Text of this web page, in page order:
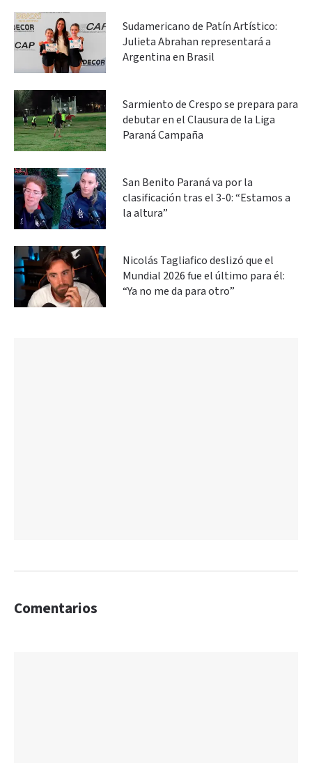
Sudamericano de Patín Artístico:
Julieta Abrahan representará a
Argentina en Brasil
Sarmiento de Crespo se prepara para
debutar en el Clausura de la Liga
Paraná Campaña
San Benito Paraná va por la
clasificación tras el 3-0: “Estamos a
la altura”
Nicolás Tagliafico deslizó que el
Mundial 2026 fue el último para él:
“Ya no me da para otro”
Comentarios